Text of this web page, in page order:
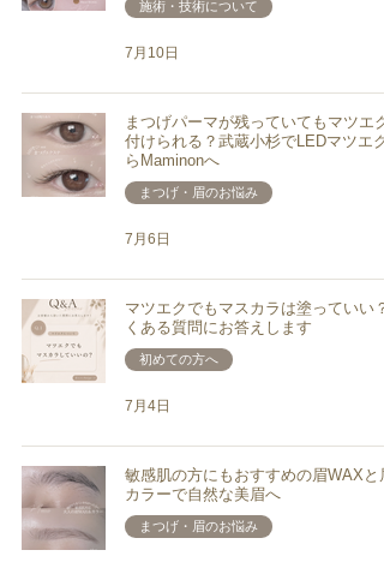
施術・技術について
7月10日
まつげパーマが残っていてもマツエ
付けられる？武蔵小杉でLEDマツエク
らMaminonへ
まつげ・眉のお悩み
7月6日
マツエクでもマスカラは塗っていい
くある質問にお答えします
初めての方へ
7月4日
敏感肌の方にもおすすめの眉WAXと
カラーで自然な美眉へ
まつげ・眉のお悩み